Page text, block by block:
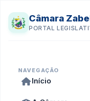
Câmara
PORTAL
NAVEGAÇÃO
Início